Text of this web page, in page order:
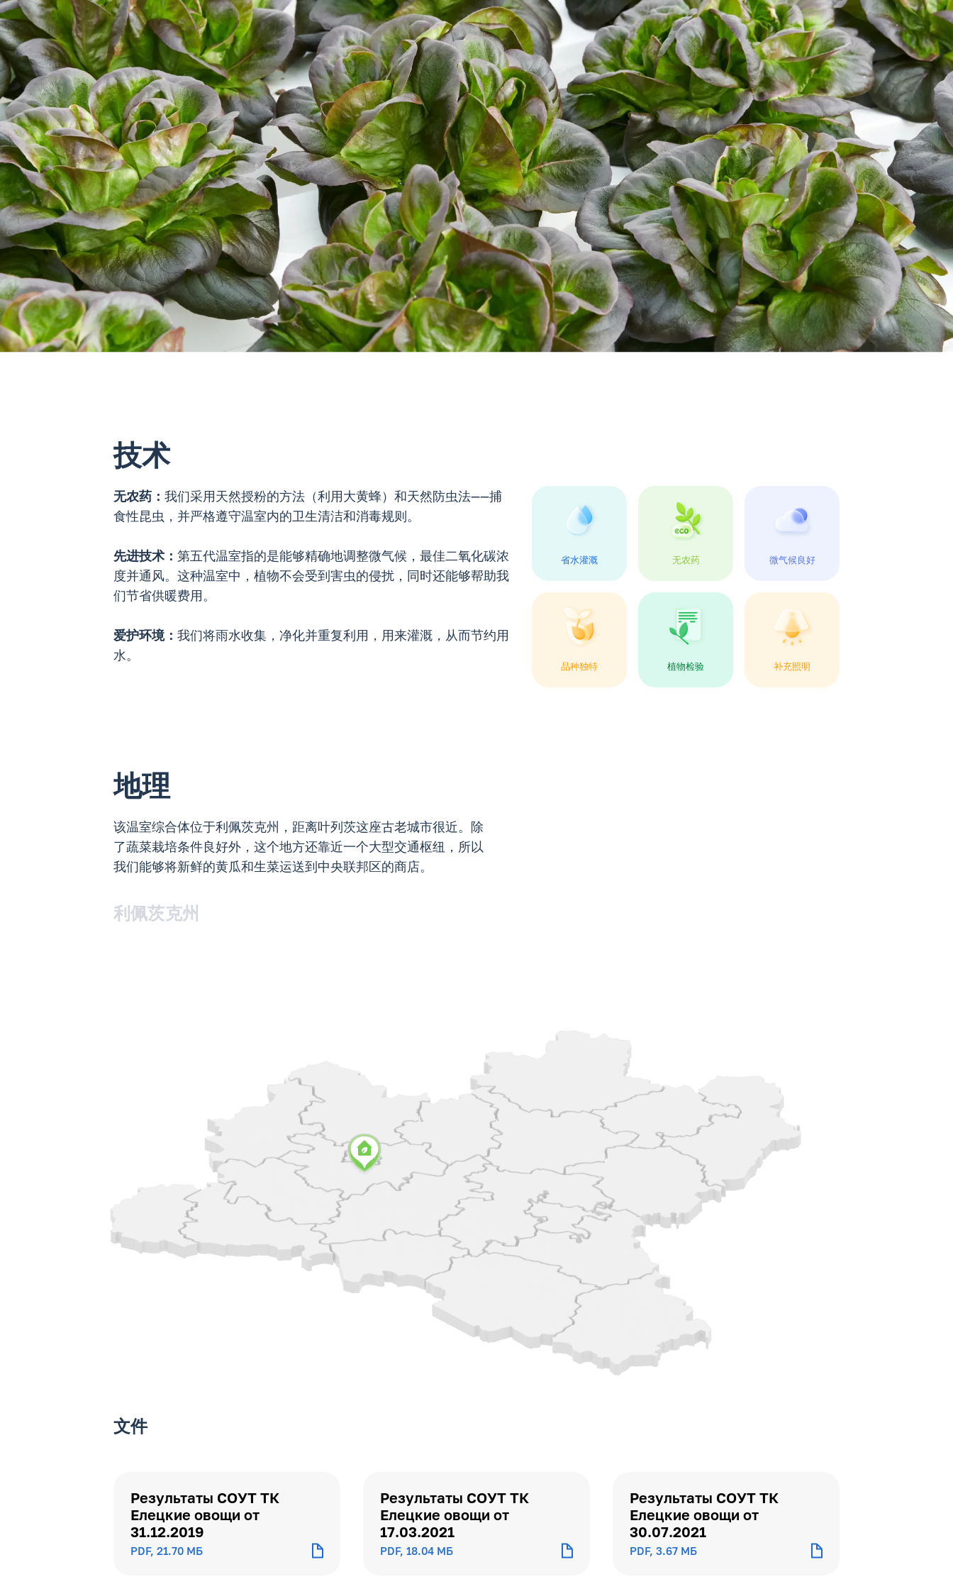
技术
无农药： 我们采用天然授粉的方法（利用大黄蜂）和天然防虫法——捕
食性昆虫，并严格遵守温室内的卫生清洁和消毒规则。
先进技术： 第五代温室指的是能够精确地调整微气候，最佳二氧化碳浓
度并通风。这种温室中，植物不会受到害虫的侵扰，同时还能够帮助我
们节省供暖费用。
爱护环境： 我们将雨水收集，净化并重复利用，用来灌溉，从而节约用
水。
省水灌溉 无农药 微气候良好
品种独特 植物检验 补充照明
地理
该温室综合体位于利佩茨克州，距离叶列茨这座古老城市很近。除
了蔬菜栽培条件良好外，这个地方还靠近一个大型交通枢纽，所以
我们能够将新鲜的黄瓜和生菜运送到中央联邦区的商店。
利佩茨克州
文件
Результаты СОУТ ТК
Елецкие овощи от
31.12.2019
PDF, 21.70 МБ
Результаты СОУТ ТК
Елецкие овощи от
17.03.2021
PDF, 18.04 МБ
Результаты СОУТ ТК
Елецкие овощи от
30.07.2021
PDF, 3.67 МБ